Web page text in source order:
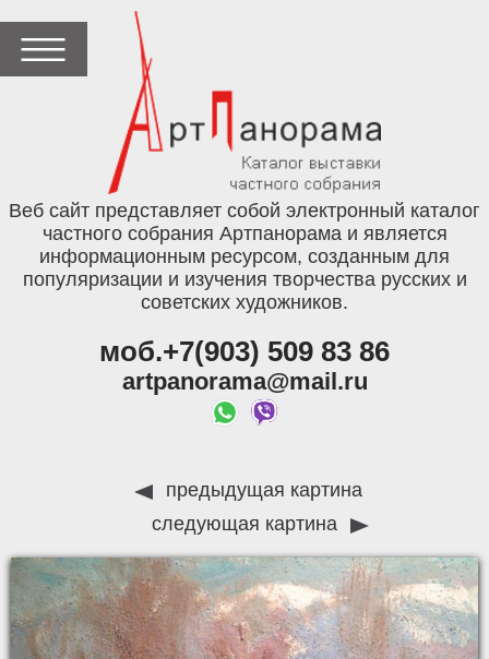
Веб сайт представляет собой электронный каталог
частного собрания Артпанорама и является
информационным ресурсом, созданным для
популяризации и изучения творчества русских и
советских художников.
моб.+7(903) 509 83 86
artpanorama@mail.ru
предыдущая картина
следующая картина